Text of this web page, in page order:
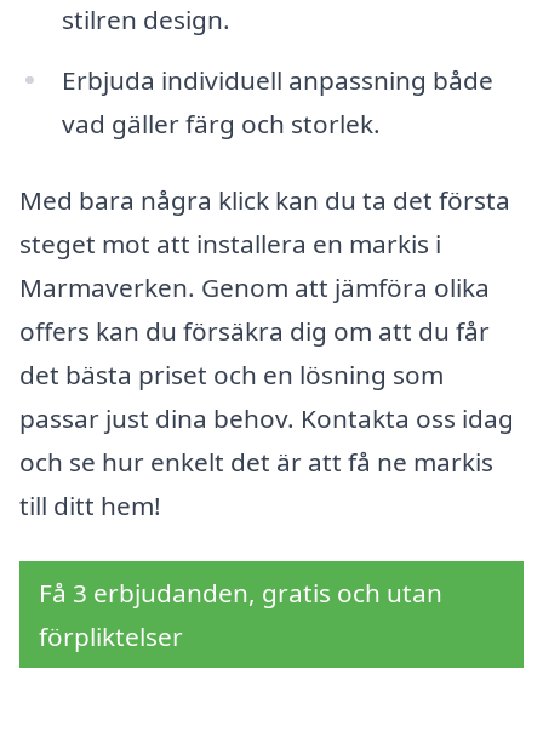
stilren design.
Erbjuda individuell anpassning både
vad gäller färg och storlek.
Med bara några klick kan du ta det första
steget mot att installera en markis i
Marmaverken. Genom att jämföra olika
offers kan du försäkra dig om att du får
det bästa priset och en lösning som
passar just dina behov. Kontakta oss idag
och se hur enkelt det är att få ne markis
till ditt hem!
Få 3 erbjudanden, gratis och utan
förpliktelser